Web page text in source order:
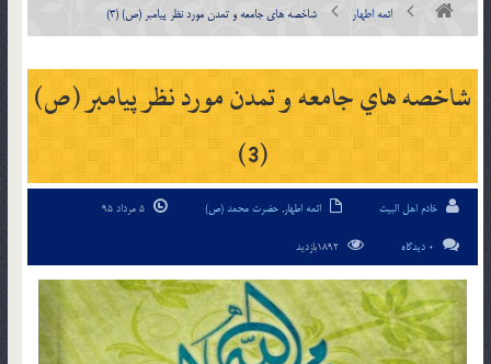
ائمه اطهار شاخصه هاي جامعه و تمدن مورد نظر پيامبر (ص) (3)
شاخصه هاي جامعه و تمدن مورد نظر پيامبر (ص)
(3)
خادم اهل البیت ائمه اطهار, حضرت محمد (ص)
0 دیدگاه